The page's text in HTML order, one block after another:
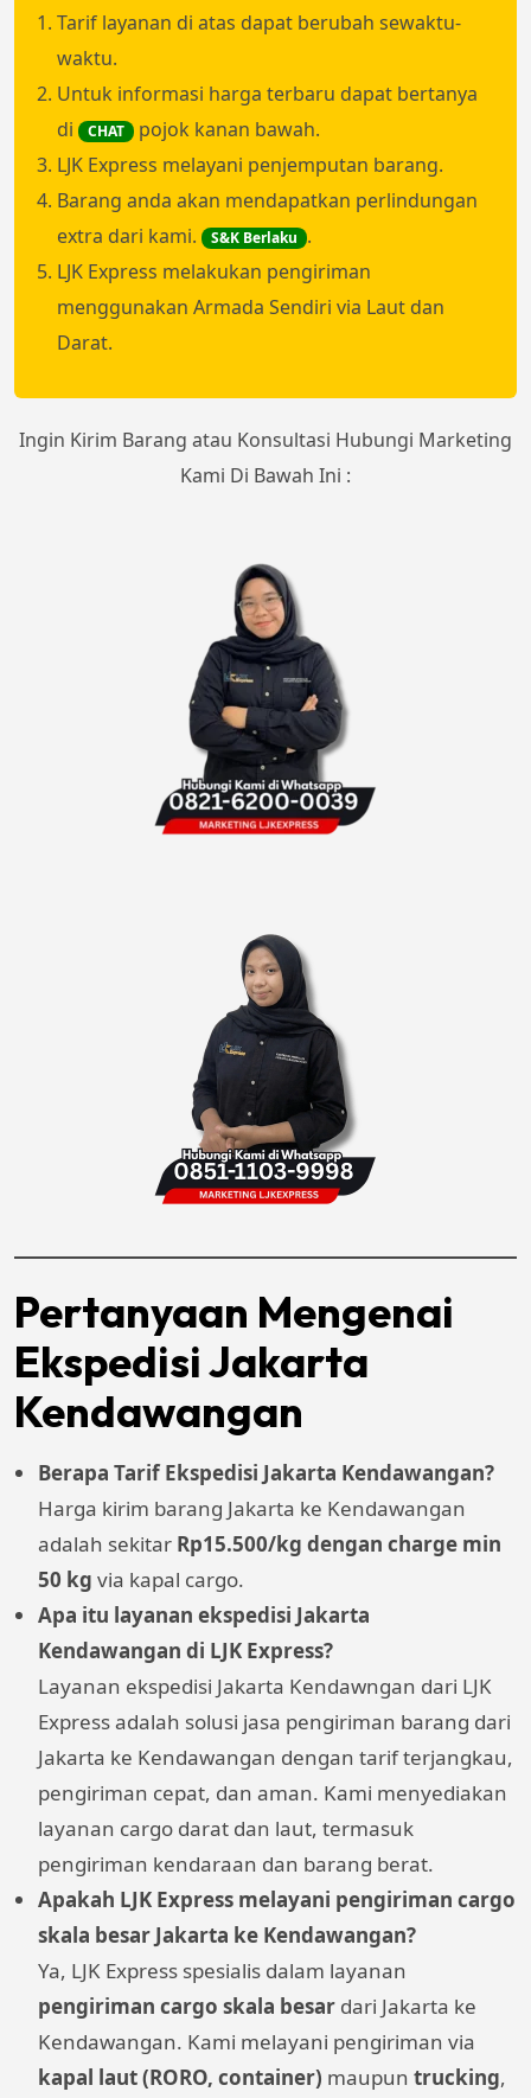
Tarif layanan di atas dapat berubah sewaktu-
waktu.
Untuk informasi harga terbaru dapat bertanya
di
CHAT
pojok kanan bawah.
LJK Express melayani penjemputan barang.
Barang anda akan mendapatkan perlindungan
extra dari kami.
S&K Berlaku .
LJK Express melakukan pengiriman
menggunakan Armada Sendiri via Laut dan
Darat.
Ingin Kirim Barang atau Konsultasi Hubungi Marketing
Kami Di Bawah Ini :
Pertanyaan Mengenai
Ekspedisi Jakarta
Kendawangan
Berapa Tarif Ekspedisi Jakarta Kendawangan?
Harga kirim barang Jakarta ke Kendawangan
adalah sekitar Rp15.500/kg dengan charge min
50 kg via kapal cargo.
Apa itu layanan ekspedisi Jakarta
Kendawangan di LJK Express?
Layanan ekspedisi Jakarta Kendawngan dari LJK
Express adalah solusi jasa pengiriman barang dari
Jakarta ke Kendawangan dengan tarif terjangkau,
pengiriman cepat, dan aman. Kami menyediakan
layanan cargo darat dan laut, termasuk
pengiriman kendaraan dan barang berat.
Apakah LJK Express melayani pengiriman cargo
skala besar Jakarta ke Kendawangan?
Ya, LJK Express spesialis dalam layanan
pengiriman cargo skala besar dari Jakarta ke
Kendawangan. Kami melayani pengiriman via
kapal laut (RORO, container) maupun trucking,